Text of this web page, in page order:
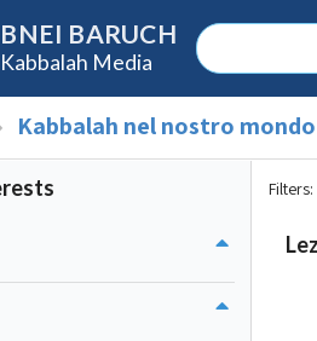
BNEI BARUCH
Kabbalah Media
Kabbalah nel nostro mondo
Filters: